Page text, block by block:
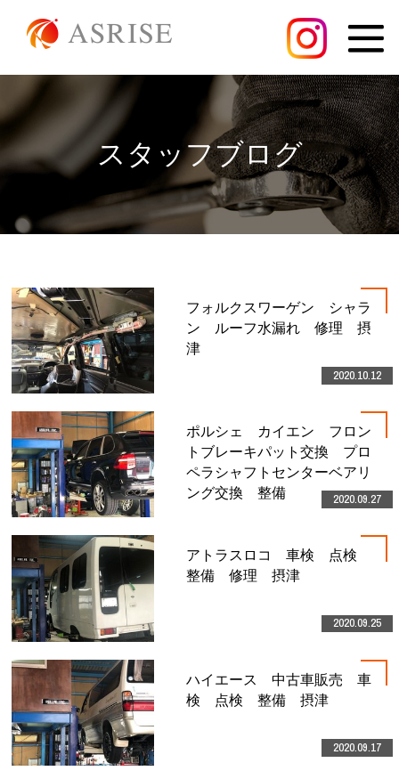
スタッフブログ
フォルクスワーゲン シャラ
ン ルーフ水漏れ 修理 摂
津
2020.10.12
ポルシェ カイエン フロン
トブレーキパット交換 プロ
ペラシャフトセンターベアリ
ング交換 整備
2020.09.27
アトラスロコ 車検 点検
整備 修理 摂津
2020.09.25
ハイエース 中古車販売 車
検 点検 整備 摂津
2020.09.17